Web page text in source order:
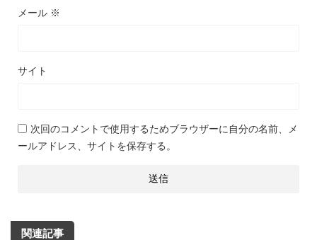
メール ※
サイト
次回のコメントで使用するためブラウザーに自分の名前、メ
ールアドレス、サイトを保存する。
関連記事